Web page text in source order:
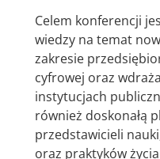
Celem konferencji
wiedzy na temat
zakresie
cyfrowej oraz
instytucjach
również doskonałą
przedstawicieli
oraz praktyków